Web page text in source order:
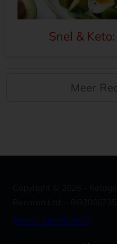
Snel &
Meer
[email protected]